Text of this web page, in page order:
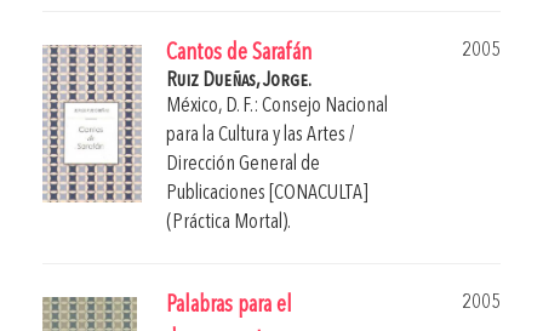
Cantos de Sarafán
2005
Ruiz Dueñas, Jorge.
México, D. F.: Consejo Nacional
para la Cultura y las Artes /
Dirección General de
Publicaciones [CONACULTA]
(Práctica Mortal).
Palabras para el
2005